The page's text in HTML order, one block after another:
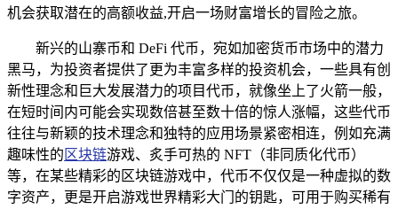
机会获取潜在的高额收益,开启一场财富增长的冒险之旅。
新兴的山寨币和 DeFi 代币，宛如加密货币市场中的潜力
黑马，为投资者提供了更为丰富多样的投资机会，一些具有创
新性理念和巨大发展潜力的项目代币，就像坐上了火箭一般，
在短时间内可能会实现数倍甚至数十倍的惊人涨幅，这些代币
往往与新颖的技术理念和独特的应用场景紧密相连，例如充满
趣味性的 区块链游戏、炙手可热的 NFT（非同质化代币）
等，在某些精彩的区块链游戏中，代币不仅仅是一种虚拟的数
字资产，更是开启游戏世界精彩大门的钥匙，可用于购买稀有